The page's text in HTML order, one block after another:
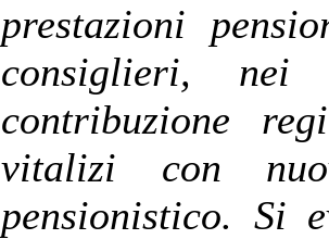
prestazioni
consiglieri,
contribuzione
vitalizi con
pensionistico. Si